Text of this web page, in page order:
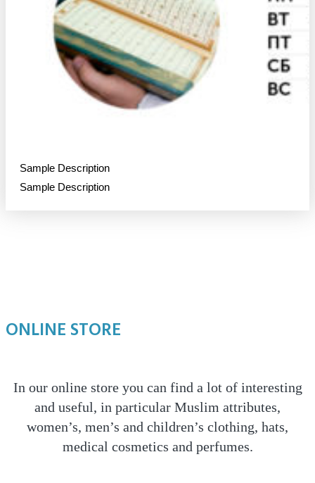
Sample Description
Sample Description
ONLINE STORE
In our online store you can find a lot of interesting
and useful, in particular Muslim attributes,
women’s, men’s and children’s clothing, hats,
medical cosmetics and perfumes.